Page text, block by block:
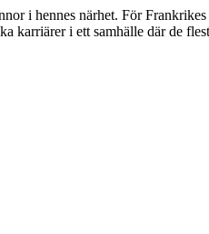
i hennes närhet. För
karriärer i ett samhälle där de